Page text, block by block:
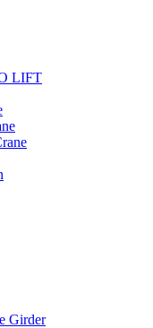
LIFT
Girder